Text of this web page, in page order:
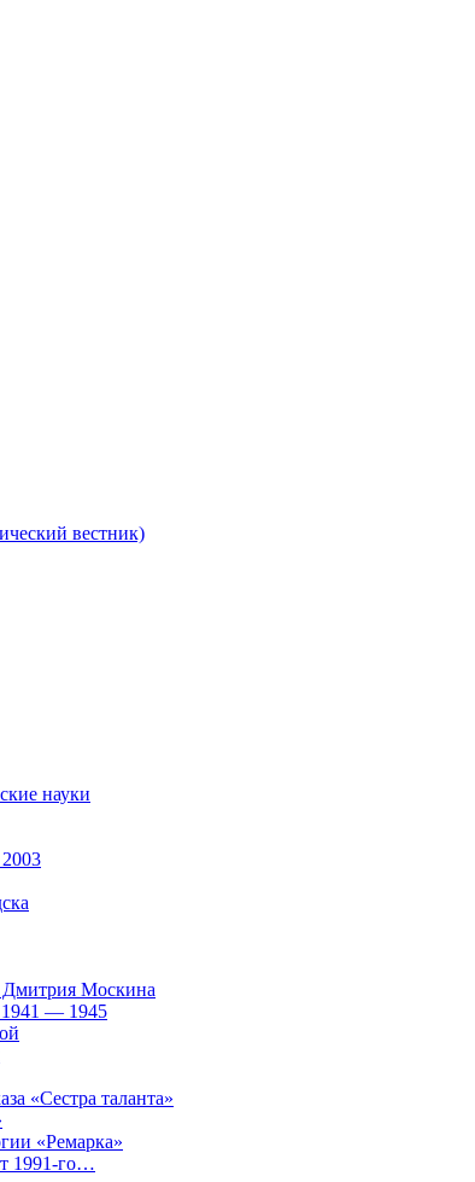
вестник)
науки
Дмитрия Москина
1941 — 1945
«Сестра таланта»
«Ремарка»
1991-го…